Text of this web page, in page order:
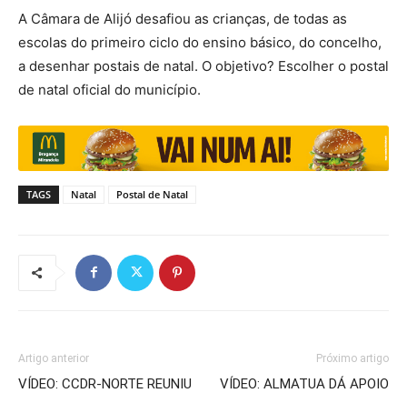
A Câmara de Alijó desafiou as crianças, de todas as
escolas do primeiro ciclo do ensino básico, do concelho,
a desenhar postais de natal. O objetivo? Escolher o postal
de natal oficial do município.
TAGS Natal Postal de Natal
Artigo anterior
VÍDEO: CCDR-NORTE REUNIU
Próximo artigo
VÍDEO: ALMATUA DÁ APOIO